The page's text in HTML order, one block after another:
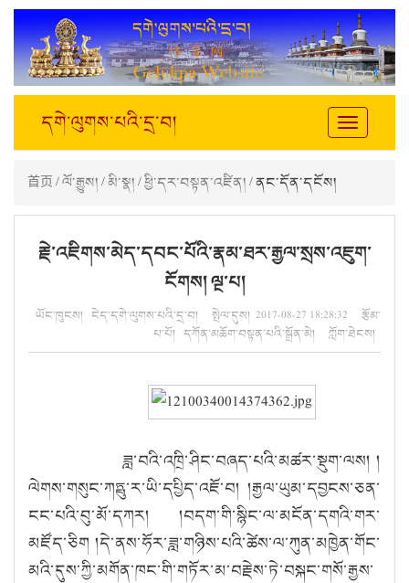
Toggle
navigation
དགེ་ལུགས་པའི་དྲ་བ།
首页/ལོ་རྒྱུས།/མི་སྣ།/ཕྱི་དར་བསྟན་འཛིན།/ ནང་དོན་དངོས།
རྗེ་འཇིགས་མེད་དབང་པོའི་རྣམ་ཐར་རྒྱལ་སྲས་འཇུག་
ངོགས། ལྔ་པ།
ཡོང་ཁུངས། ངེད་དགེ་ལུགས་པའི་དྲ་བ། སྤེལ་དུས། 2017-08-27 18:28:32 རྩོམ་
པ་པོ། དཀོན་མཆོག་བསྟན་པའི་སྒྲོན་མེ། ཀློག་ཐེངས།
ཟླ་བའི་འཁྲི་ཤིང་བཞད་པའི་མཚར་སྡུག་ལས། །
ལེགས་གསུང་ཀཏྤུ་ར་ཡི་དཔྱིད་འཇོ་བ། །རྒྱལ་ཡུམ་དབྱངས་ཅན་
ངང་པའི་བུ་མོ་དཀར། །བདག་གི་སྙིང་ལ་མངོན་དགའི་གར་
མཛོད་ཅིག །དེ་ནས་ཧོར་ཟླ་གཉིས་པའི་ཚེས་ལ་ཀུན་མཁྱེན་གོང་
མའི་དུས་ཀྱི་མགོན་ཁང་གི་གཏོར་མ་བརྗེས་ཏེ་བསྐང་གསོ་རྒྱས་